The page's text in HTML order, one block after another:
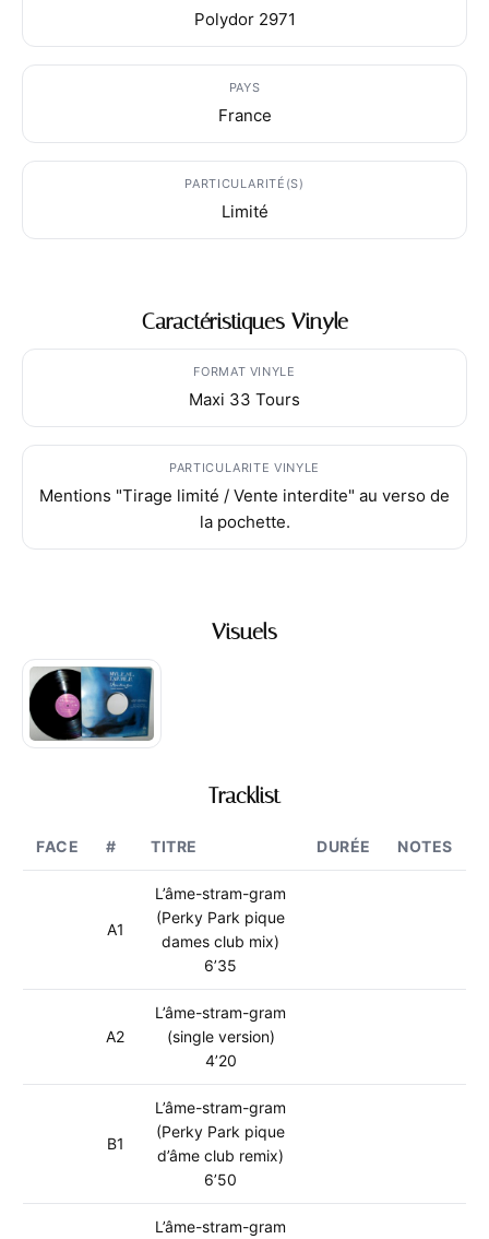
Polydor 2971
PAYS
France
PARTICULARITÉ(S)
Limité
Caractéristiques Vinyle
FORMAT VINYLE
Maxi 33 Tours
PARTICULARITE VINYLE
Mentions "Tirage limité / Vente interdite" au verso de
la pochette.
Visuels
Tracklist
FACE # TITRE DURÉE NOTES
A1
L’âme-stram-gram
(Perky Park pique
dames club mix)
6’35
A2
L’âme-stram-gram
(single version)
4’20
B1
L’âme-stram-gram
(Perky Park pique
d’âme club remix)
6’50
L’âme-stram-gram